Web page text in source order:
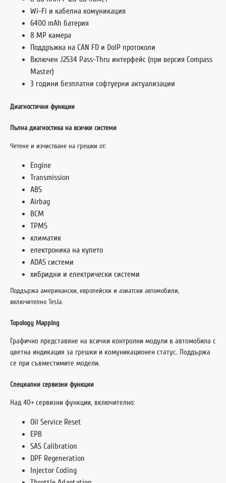
Wi-Fi и кабелна комуникация
6400 mAh батерия
8 MP камера
Поддръжка на CAN FD и DoIP протоколи
Включен J2534 Pass-Thru интерфейс (при версия Compass
Master)
3 години безплатни софтуерни актуализации
Диагностични функции
Пълна диагностика на всички системи
Четене и изчистване на грешки от:
Engine
Transmission
ABS
Airbag
BCM
TPMS
климатик
електроника на купето
ADAS системи
хибридни и електрически системи
Поддържа американски, европейски и азиатски автомобили,
включително Tesla.
Topology Mapping
Графично представяне на всички контролни модули в автомобила с
цветна индикация за грешки и комуникационен статус. Поддържа
се при съвместимите модели.
Специални сервизни функции
Над 40+ сервизни функции, включително:
Oil Service Reset
EPB
SAS Calibration
DPF Regeneration
Injector Coding